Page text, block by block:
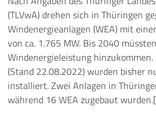
(TLVwA) drehen sich in Thüringen
Windenergieanlagen (WEA) mit
von ca. 1.765 MW. Bis 2040
Windenergieleistung
(Stand 22.08.2022) wurden bisher
installiert. Zwei Anlagen in
während 16 WEA zugebaut